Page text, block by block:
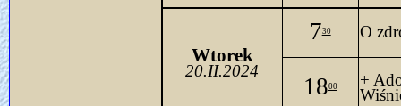
Wtorek
20.II.2024
730 O
1800
+